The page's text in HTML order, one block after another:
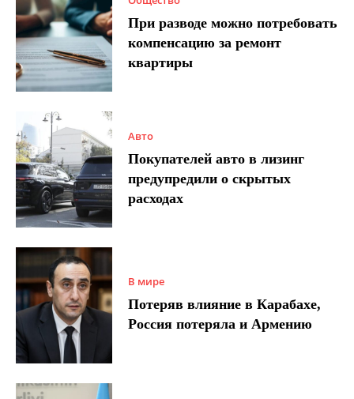
При разводе можно потребовать
компенсацию за ремонт
квартиры
Авто
Покупателей авто в лизинг
предупредили о скрытых
расходах
В мире
Потеряв влияние в Карабахе,
Россия потеряла и Армению